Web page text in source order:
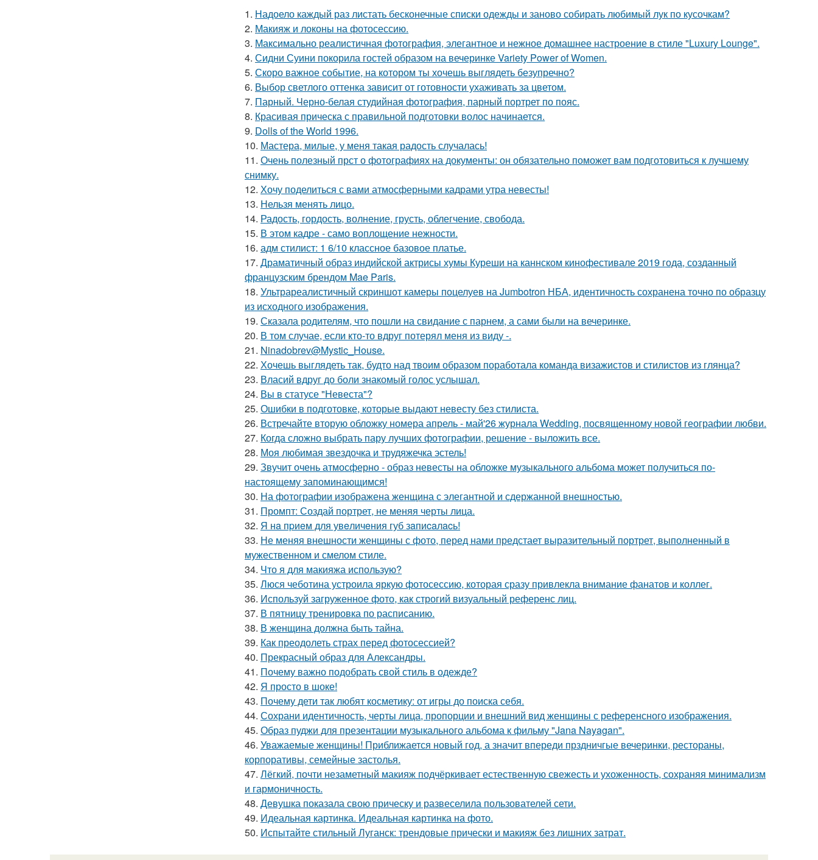
1. Надоело каждый раз листать бесконечные списки одежды и заново собирать любимый лук по кусочкам?
2. Макияж и локоны на фотосессию.
3. Максимально реалистичная фотография, элегантное и нежное домашнее настроение в стиле "Luxury Lounge".
4. Сидни Суини покорила гостей образом на вечеринке Variety Power of Women.
5. Скоро важное событие, на котором ты хочешь выглядеть безупречно?
6. Выбор светлого оттенка зависит от готовности ухаживать за цветом.
7. Парный. Черно-белая студийная фотография, парный портрет по пояс.
8. Красивая прическа с правильной подготовки волос начинается.
9. Dolls of the World 1996.
10. Мастера, милые, у меня такая радость случалась!
11. Очень полезный прст о фотографиях на документы: он обязательно поможет вам подготовиться к лучшему
снимку.
12. Хочу поделиться с вами атмосферными кадрами утра невесты!
13. Нельзя менять лицо.
14. Радость, гордость, волнение, грусть, облегчение, свобода.
15. В этом кадре - само воплощение нежности.
16. адм стилист: 1 6/10 классное базовое платье.
17. Драматичный образ индийской актрисы хумы Куреши на каннском кинофестивале 2019 года, созданный
французским брендом Mae Paris.
18. Ультрареалистичный скриншот камеры поцелуев на Jumbotron НБА, идентичность сохранена точно по образцу
из исходного изображения.
19. Сказала родителям, что пошли на свидание с парнем, а сами были на вечеринке.
20. В том случае, если кто-то вдруг потерял меня из виду -.
21. Ninadobrev@Mystic_House.
22. Хочешь выглядеть так, будто над твоим образом поработала команда визажистов и стилистов из глянца?
23. Власий вдруг до боли знакомый голос услышал.
24. Вы в статусе "Невеста"?
25. Ошибки в подготовке, которые выдают невесту без стилиста.
26. Встречайте вторую обложку номера апрель - май'26 журнала Wedding, посвященному новой географии любви.
27. Когда сложно выбрать пару лучших фотографии, решение - выложить все.
28. Моя любимая звездочка и трудяжечка эстель!
29. Звучит очень атмосферно - образ невесты на обложке музыкального альбома может получиться по-
настоящему запоминающимся!
30. На фотографии изображена женщина с элегантной и сдержанной внешностью.
31. Промпт: Создай портрет, не меняя черты лица.
32. Я нa пpиeм для увeличeния губ зaпиcaлacь!
33. Не меняя внешности женщины с фото, перед нами предстает выразительный портрет, выполненный в
мужественном и смелом стиле.
34. Что я для макияжа использую?
35. Люся чеботина устроила яркую фотосессию, которая сразу привлекла внимание фанатов и коллег.
36. Используй загруженное фото, как строгий визуальный референс лиц.
37. В пятницу тренировка по расписанию.
38. В женщина должна быть тайна.
39. Как преодолеть страх перед фотосессией?
40. Прекрасный образ для Александры.
41. Почему важно подобрать свой стиль в одежде?
42. Я просто в шоке!
43. Почему дети так любят косметику: от игры до поиска себя.
44. Сохрани идентичность, черты лица, пропорции и внешний вид женщины с референсного изображения.
45. Образ пуджи для презентации музыкального альбома к фильму "Jana Nayagan".
46. Уважаемые женщины! Приближается новый год, а значит впереди прздничгые вечеринки, рестораны,
корпоративы, семейные застолья.
47. Лёгкий, почти незаметный макияж подчёркивает естественную свежесть и ухоженность, сохраняя минимализм
и гармоничность.
48. Девушка показала свою прическу и развеселила пользователей сети.
49. Идеальная картинка. Идеальная картинка на фото.
50. Испытайте стильный Луганск: трендовые прически и макияж без лишних затрат.